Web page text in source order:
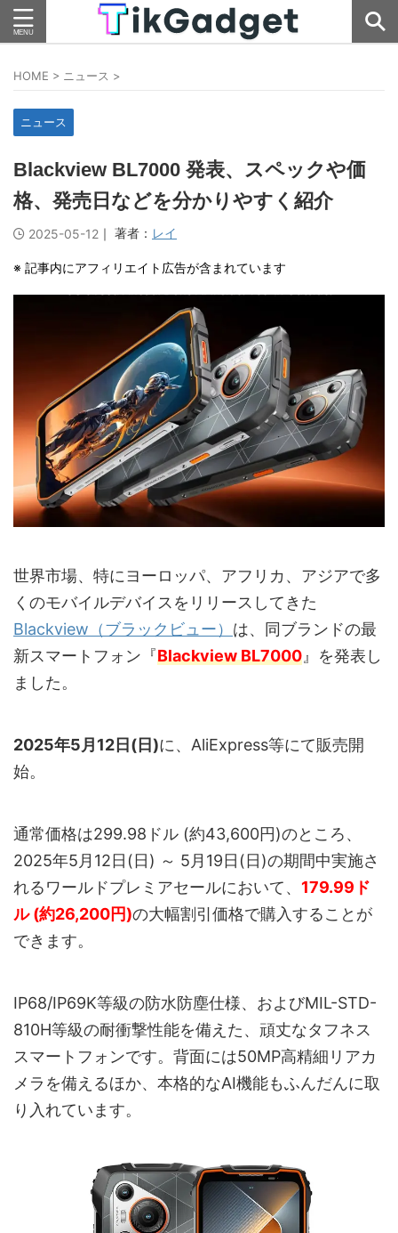
HOME > ニュース >
ニュース
Blackview BL7000 発表、スペックや価
格、発売日などを分かりやすく紹介
2025-05-12 ｜ 著者： レイ
※ 記事内にアフィリエイト広告が含まれています
世界市場、特にヨーロッパ、アフリカ、アジアで多
くのモバイルデバイスをリリースしてきた
Blackview（ブラックビュー） は、同ブランドの最
新スマートフォン『Blackview BL7000』を発表し
ました。
2025年5月12日(日)に、AliExpress等にて販売開
始。
通常価格は299.98ドル (約43,600円)のところ、
2025年5月12日(日) ～ 5月19日(日)の期間中実施さ
れるワールドプレミアセールにおいて、 179.99ド
ル (約26,200円)の大幅割引価格で購入することが
できます。
IP68/IP69K等級の防水防塵仕様、およびMIL-STD-
810H等級の耐衝撃性能を備えた、頑丈なタフネス
スマートフォンです。背面には50MP高精細リアカ
メラを備えるほか、本格的なAI機能もふんだんに取
り入れています。